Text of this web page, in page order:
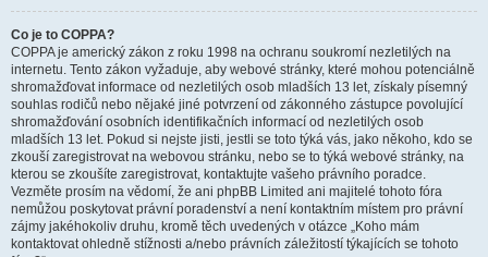
Co je to COPPA?
COPPA je americký zákon z roku 1998 na ochranu soukromí nezletilých na
internetu. Tento zákon vyžaduje, aby webové stránky, které mohou potenciálně
shromažďovat informace od nezletilých osob mladších 13 let, získaly písemný
souhlas rodičů nebo nějaké jiné potvrzení od zákonného zástupce povolující
shromažďování osobních identifikačních informací od nezletilých osob
mladších 13 let. Pokud si nejste jisti, jestli se toto týká vás, jako někoho, kdo se
zkouší zaregistrovat na webovou stránku, nebo se to týká webové stránky, na
kterou se zkoušíte zaregistrovat, kontaktujte vašeho právního poradce.
Vezměte prosím na vědomí, že ani phpBB Limited ani majitelé tohoto fóra
nemůžou poskytovat právní poradenství a není kontaktním místem pro právní
zájmy jakéhokoliv druhu, kromě těch uvedených v otázce „Koho mám
kontaktovat ohledně stížnosti a/nebo právních záležitostí týkajících se tohoto